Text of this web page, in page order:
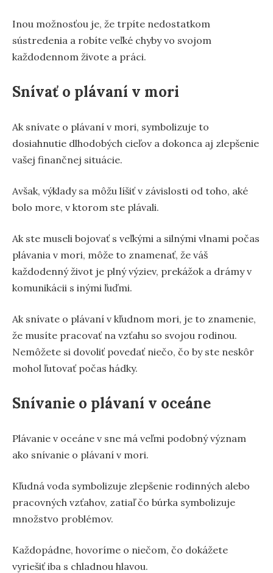
Inou možnosťou je, že trpíte nedostatkom
sústredenia a robíte veľké chyby vo svojom
každodennom živote a práci.
Snívať o plávaní v mori
Ak snívate o plávaní v mori, symbolizuje to
dosiahnutie dlhodobých cieľov a dokonca aj zlepšenie
vašej finančnej situácie.
Avšak, výklady sa môžu líšiť v závislosti od toho, aké
bolo more, v ktorom ste plávali.
Ak ste museli bojovať s veľkými a silnými vlnami počas
plávania v mori, môže to znamenať, že váš
každodenný život je plný výziev, prekážok a drámy v
komunikácii s inými ľuďmi.
Ak snívate o plávaní v kľudnom mori, je to znamenie,
že musíte pracovať na vzťahu so svojou rodinou.
Nemôžete si dovoliť povedať niečo, čo by ste neskôr
mohol ľutovať počas hádky.
Snívanie o plávaní v oceáne
Plávanie v oceáne v sne má veľmi podobný význam
ako snívanie o plávaní v mori.
Kľudná voda symbolizuje zlepšenie rodinných alebo
pracovných vzťahov, zatiaľ čo búrka symbolizuje
množstvo problémov.
Každopádne, hovoríme o niečom, čo dokážete
vyriešiť iba s chladnou hlavou.